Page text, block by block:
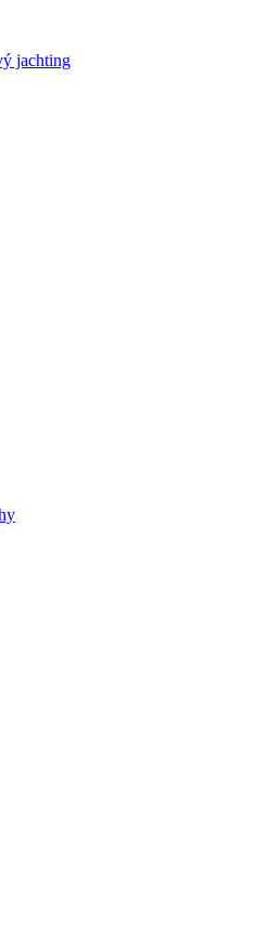
jachting